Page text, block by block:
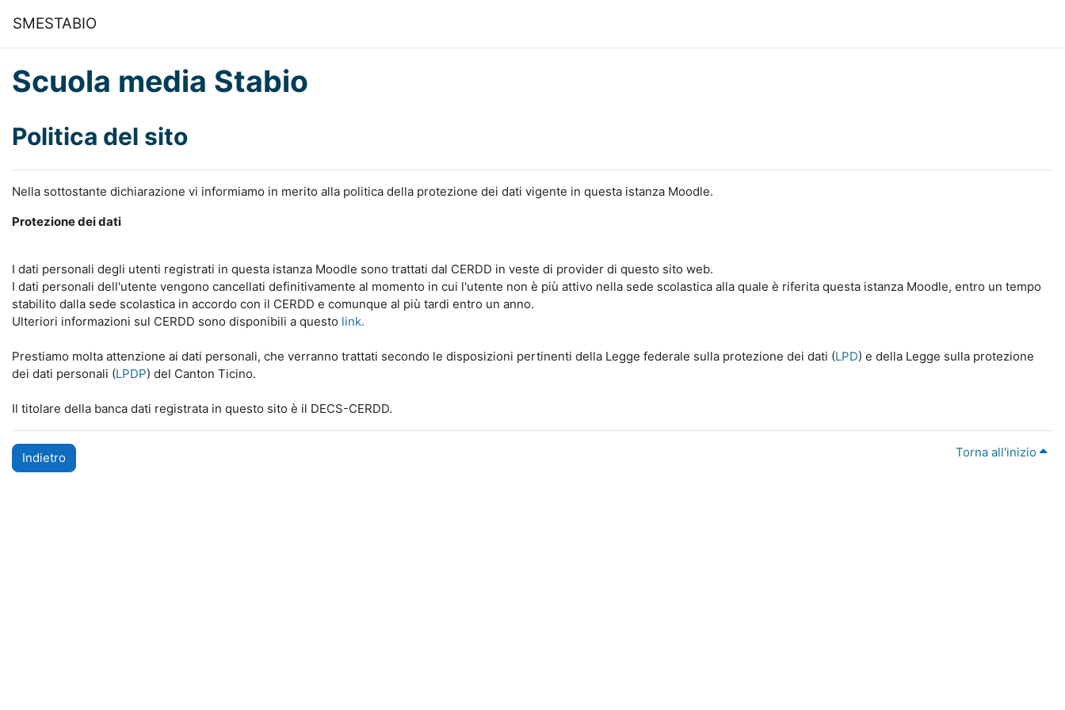
SMESTABIO
Scuola media Stabio
Politica del sito
Nella sottostante dichiarazione vi informiamo in merito alla politica della protezione dei dati vigente in questa istanza Moodle.
Protezione dei dati
I dati personali degli utenti registrati in questa istanza Moodle sono trattati dal CERDD in veste di provider di questo sito web.
I dati personali dell'utente vengono cancellati definitivamente al momento in cui l'utente non è più attivo nella sede scolastica alla quale è riferita questa istanza Moodle, entro un tempo
stabilito dalla sede scolastica in accordo con il CERDD e comunque al più tardi entro un anno.
Ulteriori informazioni sul CERDD sono disponibili a questo link.
Prestiamo molta attenzione ai dati personali, che verranno trattati secondo le disposizioni pertinenti della Legge federale sulla protezione dei dati (LPD) e della Legge sulla protezione
dei dati personali (LPDP) del Canton Ticino.
Il titolare della banca dati registrata in questo sito è il DECS-CERDD.
Indietro Torna all'inizio